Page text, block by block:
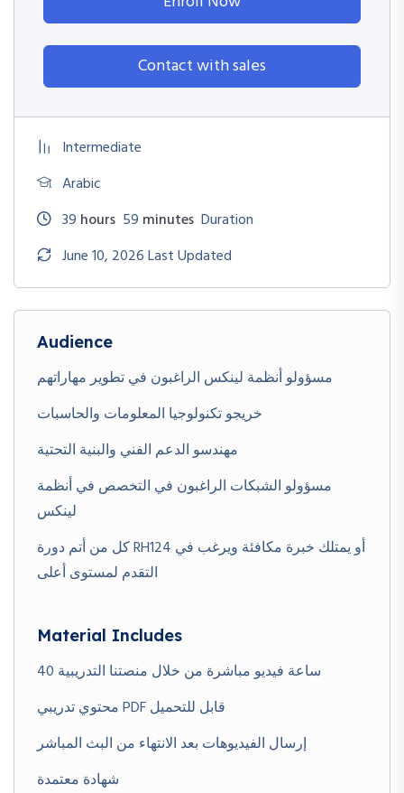
Contact with sales
Intermediate
Arabic
39 hours 59 minutes Duration
June 10, 2026 Last Updated
Audience
مسؤولو أنظمة لينكس الراغبون في تطوير مهاراتهم
خريجو تكنولوجيا المعلومات والحاسبات
مهندسو الدعم الفني والبنية التحتية
مسؤولو الشبكات الراغبون في التخصص في أنظمة
لينكس
كل من أتم دورة RH124 أو يمتلك خبرة مكافئة ويرغب في
التقدم لمستوى أعلى
Material Includes
40 ساعة فيديو مباشرة من خلال منصتنا التدريبية
محتوي تدريبي PDF قابل للتحميل
إرسال الفيديوهات بعد الانتهاء من البث المباشر
شهادة معتمدة